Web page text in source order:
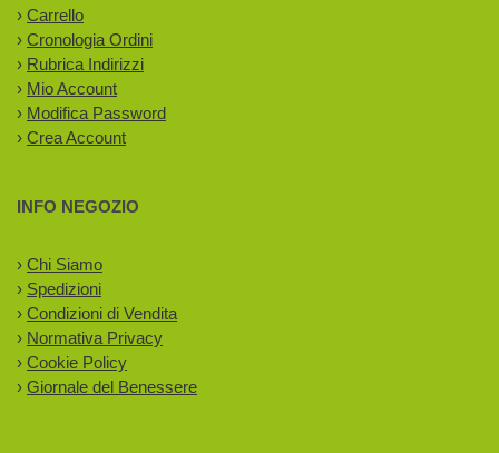
› Carrello
› Cronologia Ordini
› Rubrica Indirizzi
› Mio Account
› Modifica Password
› Crea Account
INFO NEGOZIO
› Chi Siamo
› Spedizioni
› Condizioni di Vendita
› Normativa Privacy
› Cookie Policy
› Giornale del Benessere